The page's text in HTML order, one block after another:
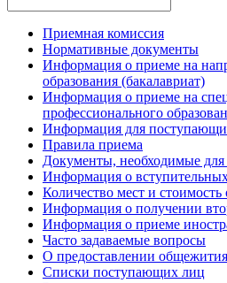
Приемная комиссия
Нормативные документы
Информация о приеме на
образования (бакалавриат)
Информация о приеме на
профессионального
Информация для
Правила приема
Документы, необходимые для
Информация о
Количество мест и стоимость
Информация о получении
Информация о приеме
Часто задаваемые вопросы
О предоставлении общежития
Списки поступающих лиц